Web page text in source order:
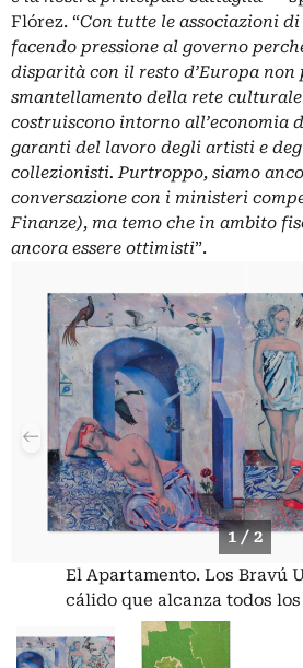
Flórez. “Con tutte le associazioni
facendo pressione al governo
disparità con il resto d’Europa non
smantellamento della rete
costruiscono intorno all’economia
garanti del lavoro degli artisti e
collezionisti. Purtroppo, siamo
conversazione con i ministeri
Finanze), ma temo che in ambito
ancora essere ottimisti”.
1 / 2
El Apartamento. Los Bravú
cálido que alcanza todos